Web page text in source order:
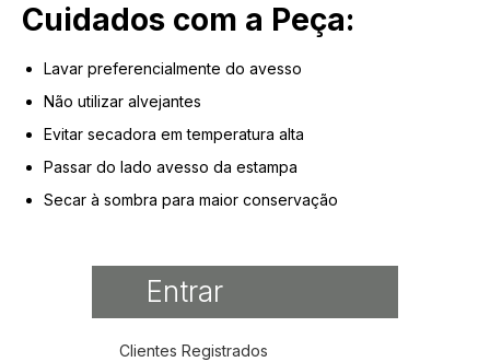
Cuidados com a Peça:
Lavar preferencialmente do avesso
Não utilizar alvejantes
Evitar secadora em temperatura alta
Passar do lado avesso da estampa
Secar à sombra para maior conservação
Entrar
Clientes Registrados